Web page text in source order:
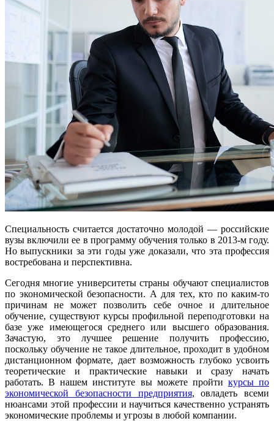
Специальность считается достаточно молодой — российские
вузы включили ее в программу обучения только в 2013-м году.
Но выпускники за эти годы уже доказали, что эта профессия
востребована и перспективна.
Сегодня многие университеты страны обучают специалистов
по экономической безопасности. А для тех, кто по каким-то
причинам не может позволить себе очное и длительное
обучение, существуют курсы профильной переподготовки на
базе уже имеющегося среднего или высшего образования.
Зачастую, это лучшее решение получить профессию,
поскольку обучение не такое длительное, проходит в удобном
дистанционном формате, дает возможность глубоко усвоить
теоретические и практические навыки и сразу начать
работать. В нашем институте вы можете пройти курсы по
экономической безопасности предприятия, овладеть всеми
нюансами этой профессии и научиться качественно устранять
экономические проблемы и угрозы в любой компании.